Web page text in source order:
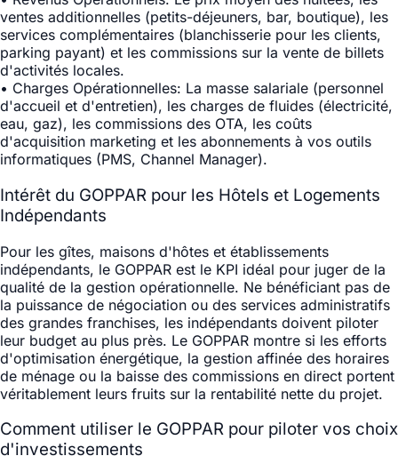
ventes additionnelles (petits-déjeuners, bar, boutique), les
services complémentaires (blanchisserie pour les clients,
parking payant) et les commissions sur la vente de billets
d'activités locales.
• Charges Opérationnelles: La masse salariale (personnel
d'accueil et d'entretien), les charges de fluides (électricité,
eau, gaz), les commissions des OTA, les coûts
d'acquisition marketing et les abonnements à vos outils
informatiques (PMS, Channel Manager).
Intérêt du GOPPAR pour les Hôtels et Logements
Indépendants
Pour les gîtes, maisons d'hôtes et établissements
indépendants, le GOPPAR est le KPI idéal pour juger de la
qualité de la gestion opérationnelle. Ne bénéficiant pas de
la puissance de négociation ou des services administratifs
des grandes franchises, les indépendants doivent piloter
leur budget au plus près. Le GOPPAR montre si les efforts
d'optimisation énergétique, la gestion affinée des horaires
de ménage ou la baisse des commissions en direct portent
véritablement leurs fruits sur la rentabilité nette du projet.
Comment utiliser le GOPPAR pour piloter vos choix
d'investissements